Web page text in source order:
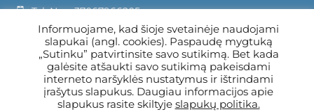
Tel. Nr.: +37067966205
Rotušės A. 16, Kretinga 97140
Informuojame, kad šioje svetainėje naudojami
slapukai (angl. cookies). Paspaudę mygtuką
„Sutinku” patvirtinsite savo sutikimą. Bet kada
galėsite atšaukti savo sutikimą pakeisdami
interneto naršyklės nustatymus ir ištrindami
įrašytus slapukus. Daugiau informacijos apie
slapukus rasite skiltyje slapukų politika.